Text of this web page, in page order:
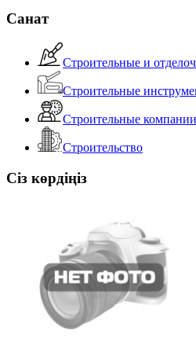
Санат
Строительные и
Строительные
Строительные компании
Строительство
Сіз көрдіңіз